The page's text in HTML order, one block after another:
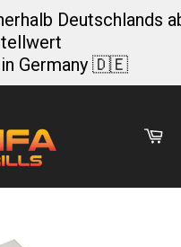
Deutschlands
in Germany 🇩🇪